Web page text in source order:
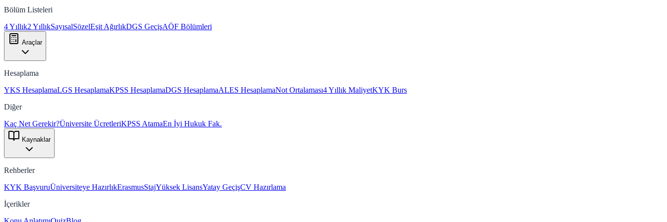
Bölüm Listeleri
4 Yıllık2 YıllıkSayısalSözelEşit AğırlıkDGS GeçişAÖF Bölümleri
Araçlar
Hesaplama
YKS HesaplamaLGS HesaplamaKPSS HesaplamaDGS HesaplamaALES HesaplamaNot Ortalaması4 Yıllık MaliyetKYK Burs
Diğer
Kaç Net Gerekir?Üniversite ÜcretleriKPSS AtamaEn İyi Hukuk Fak.
Kaynaklar
Rehberler
KYK BaşvuruÜniversiteye HazırlıkErasmusStajYüksek LisansYatay GeçişCV Hazırlama
İçerikler